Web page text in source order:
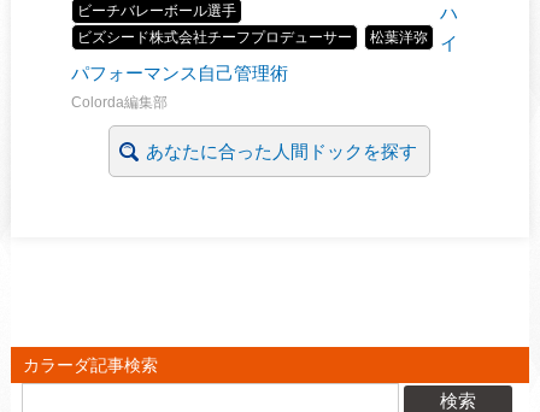
ビーチバレーボール選手
ビズシード株式会社チーフプロデューサー
松葉洋弥
ハ
イ
パフォーマンス自己管理術
Colorda編集部
あなたに合った人間ドックを探す
カラーダ記事検索
検索